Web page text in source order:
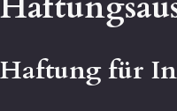
Haftung für